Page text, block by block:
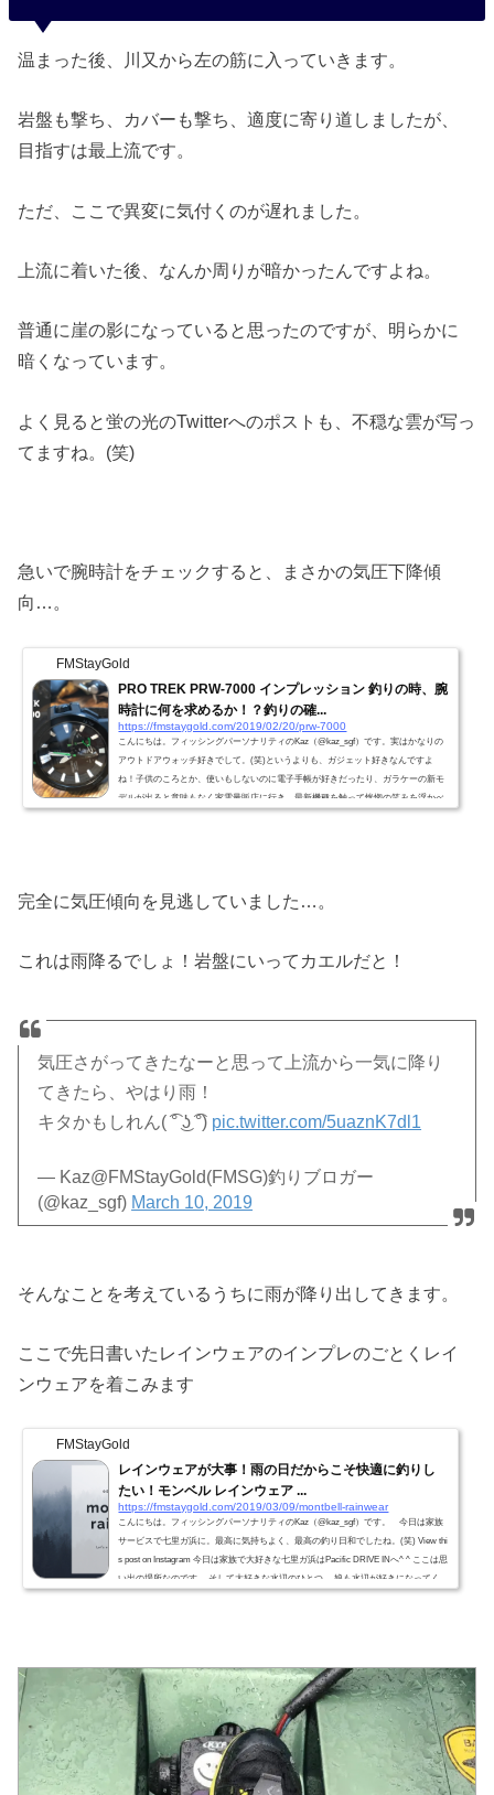
温まった後、川又から左の筋に入っていきます。
岩盤も撃ち、カバーも撃ち、適度に寄り道しましたが、
目指すは最上流です。
ただ、ここで異変に気付くのが遅れました。
上流に着いた後、なんか周りが暗かったんですよね。
普通に崖の影になっていると思ったのですが、明らかに
暗くなっています。
よく見ると蛍の光のTwitterへのポストも、不穏な雲が写っ
てますね。(笑)
急いで腕時計をチェックすると、まさかの気圧下降傾
向…。
FMStayGold
PRO TREK PRW-7000 インプレッション 釣りの時、腕
時計に何を求めるか！？釣りの確...
https://fmstaygold.com/2019/02/20/prw-7000
こんにちは。フィッシングパーソナリティのKaz（@kaz_sgf）です。実はかなりの
アウトドアウォッチ好きでして。(笑)というよりも、ガジェット好きなんですよ
ね！子供のころとか、使いもしないのに電子手帳が好きだったり、ガラケーの新モ
デルが出ると意味もなく家電量販店に行き、最新機種を触って恍惚の笑みを浮かべ
完全に気圧傾向を見逃していました…。
これは雨降るでしょ！岩盤にいってカエルだと！
気圧さがってきたなーと思って上流から一気に降り
てきたら、やはり雨！
キタかもしれん( ͡° ͜ʖ ͡°) pic.twitter.com/5uaznK7dl1
— Kaz@FMStayGold(FMSG)釣りブロガー
(@kaz_sgf) March 10, 2019
そんなことを考えているうちに雨が降り出してきます。
ここで先日書いたレインウェアのインプレのごとくレイ
ンウェアを着こみます
FMStayGold
レインウェアが大事！雨の日だからこそ快適に釣りし
たい！モンベル レインウェア ...
https://fmstaygold.com/2019/03/09/montbell-rainwear
こんにちは。フィッシングパーソナリティのKaz（@kaz_sgf）です。 今日は家族
サービスで七里ガ浜に。最高に気持ちよく、最高の釣り日和でしたね。(笑) View thi
s post on Instagram 今日は家族で大好きな七里ガ浜はPacific DRIVE INへ^ ^ ここは思
い出の場所なのです。 そして大好きな水辺のひとつ。 娘も水辺が好きになってく